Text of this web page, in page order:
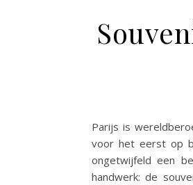
Parijs is
voor het eerst op
ongetwijfeld een
handwerk: de